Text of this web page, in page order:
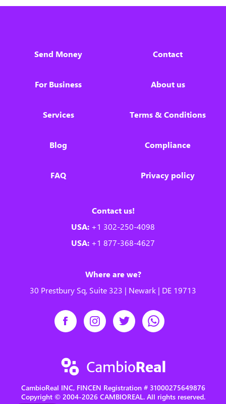
Send Money
For Business
Services
Blog
FAQ
Contact
About us
Terms & Conditions
Compliance
Privacy policy
Contact us!
USA: +1 302-250-4098
USA: +1 877-368-4627
Where are we?
30 Prestbury Sq, Suite 323 | Newark | DE 19713
CambioReal INC, FINCEN Registration # 31000275649876
Copyright © 2004-2026 CAMBIOREAL. All rights reserved.